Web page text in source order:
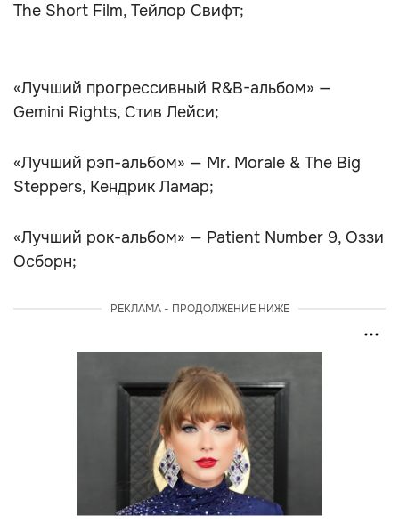
The Short Film, Тейлор Свифт;
«Лучший прогрессивный R&B-альбом» —
Gemini Rights, Стив Лейси;
«Лучший рэп-альбом» — Mr. Morale & The Big
Steppers, Кендрик Ламар;
«Лучший рок-альбом» — Patient Number 9, Оззи
Осборн;
РЕКЛАМА - ПРОДОЛЖЕНИЕ НИЖЕ